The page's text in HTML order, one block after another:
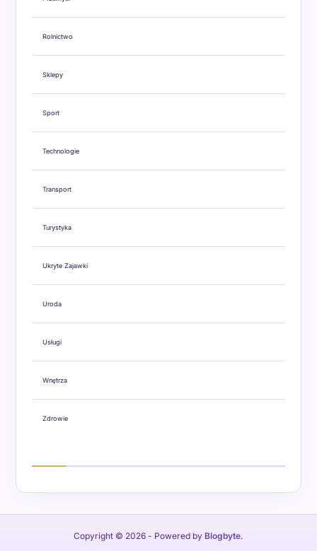
Rolnictwo
Sklepy
Sport
Technologie
Transport
Turystyka
Ukryte Zajawki
Uroda
Usługi
Wnętrza
Zdrowie
Copyright © 2026 - Powered by Blogbyte.